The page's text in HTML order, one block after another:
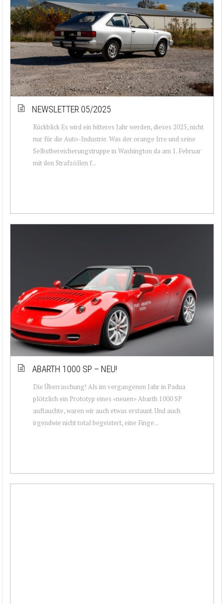
NEWSLETTER 05/2025
Rückblick Es wird ein bitteres Jahr werden, dieses 2025, nicht
nur für die Auto-Industrie. Was der orange Irre und seine
Selbstbereicherungstruppe in Washington da am 1. Februar
mit den Strafzöllen f...
ABARTH 1000 SP – NEU!
Die Überraschung! Als im vergangenen Jahr in Padua
plötzlich ein Prototyp eines «neuen» Abarth 1000 SP
auftauchte, waren wir auch etwas erstaunt. Und auch
irgendwie nicht total begeistert, eine Finge...